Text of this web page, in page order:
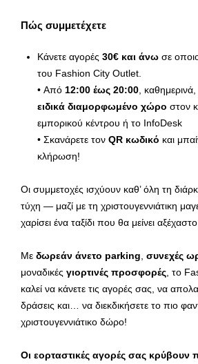
Πώς συμμετέχετε
Κάνετε αγορές 30€ και άνω σε
του Fashion City Outlet.
• Από 12:00 έως 20:00 ,
ειδικά διαμορφωμένο χώρο στον
εμπορικού κέντρου ή το InfoDesk
• Σκανάρετε τον QR κωδικό και
κλήρωση!
Οι συμμετοχές ισχύουν καθ’ όλη τη
τύχη — μαζί με τη χριστουγεννιάτικη
χαρίσει ένα ταξίδι που θα μείνει
Με δωρεάν άνετο parking συνεχές
μοναδικές γιορτινές προσφορές , το
καλεί να κάνετε τις αγορές σας, να
δράσεις και… να διεκδικήσετε το πιο
χριστουγεννιάτικο δώρο!
Οι εορταστικές αγορές σας κρύβουν